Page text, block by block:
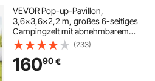
VEVOR Pop-up-Pavillon,
3,6x3,6x2,2 m, großes 6-seitiges
Campingzelt mit abnehmbarem
Dach & Tragetasche, Partyzelt,
Sonnenschutz für 8-10 Personen,
für Garten, Hof & Terrasse
(233)
16090€